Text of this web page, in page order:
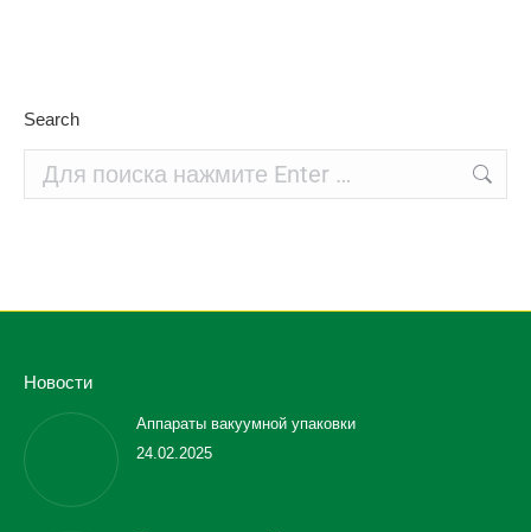
Search
Новости
Аппараты вакуумной упаковки
24.02.2025